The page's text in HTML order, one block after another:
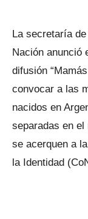
La secretaría
Nación anunció
difusión
convocar a las
nacidos en
separadas en el
se acerquen a
la Identidad